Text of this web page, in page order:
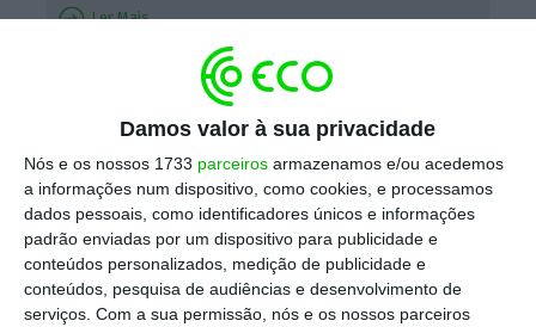
Damos valor à sua privacidade
Nós e os nossos 1733 parceiros armazenamos e/ou acedemos
a informações num dispositivo, como cookies, e processamos
dados pessoais, como identificadores únicos e informações
padrão enviadas por um dispositivo para publicidade e
conteúdos personalizados, medição de publicidade e
conteúdos, pesquisa de audiências e desenvolvimento de
serviços. Com a sua permissão, nós e os nossos parceiros
Ler Mais
“Comparando com a segunda Estimativa
Rápida para o 2º trimestre, a incorporação de
nova informação de base não implicou
revisões nas taxas de variação homóloga e
em cadeia do PIB anteriormente publicadas”,
esclarece o INE, depois de há quinze dias ter
melhorado a estimativa em duas décimas.